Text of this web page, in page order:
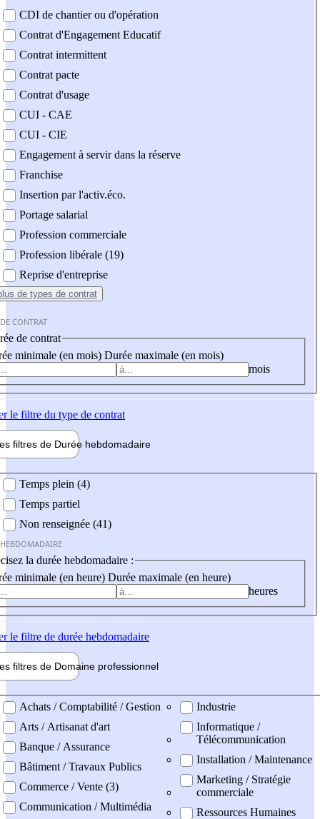
CDI de chantier ou d'opération
Contrat d'Engagement Educatif
Contrat intermittent
Contrat pacte
Contrat d'usage
CUI - CAE
CUI - CIE
Engagement à servir dans la réserve
Franchise
Insertion par l'activ.éco.
Portage salarial
Profession commerciale
Profession libérale (19)
Reprise d'entreprise
de types de contrat
CONTRAT
de contrat
minimale (en mois) Durée maximale (en mois)
mois
le filtre du type de contrat
filtres de Durée hebdomadaire
Temps plein (4)
Temps partiel
Non renseignée (41)
la durée hebdomadaire :
minimale (en heure) Durée maximale (en heure)
heures
le filtre de durée hebdomadaire
filtres de Domaine professionnel
professionel
Achats / Comptabilité / Gestion
Arts / Artisanat d'art
Banque / Assurance
Bâtiment / Travaux Publics
Commerce / Vente (3)
Communication / Multimédia
Industrie
Informatique /
Télécommunication
Installation / Maintenance
Marketing / Stratégie
commerciale
Ressources Humaines